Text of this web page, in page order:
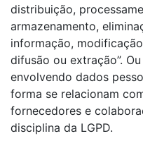
distribuição,
armazenamento,
informação,
difusão ou extração”.
envolvendo dados
forma se relacionam
fornecedores e
disciplina da LGPD.